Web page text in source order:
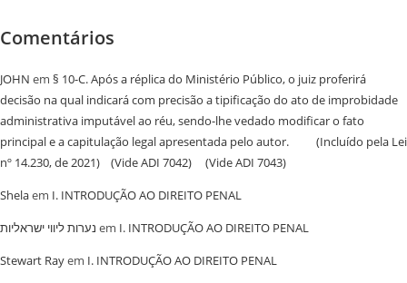
Comentários
JOHN em § 10-C. Após a réplica do Ministério Público, o juiz proferirá
decisão na qual indicará com precisão a tipificação do ato de improbidade
administrativa imputável ao réu, sendo-lhe vedado modificar o fato
principal e a capitulação legal apresentada pelo autor. (Incluído pela Lei
nº 14.230, de 2021) (Vide ADI 7042) (Vide ADI 7043)
Shelaem I. INTRODUÇÃO AO DIREITO PENAL
נערות ליווי ישראליות em I. INTRODUÇÃO AO DIREITO PENAL
Stewart Rayem I. INTRODUÇÃO AO DIREITO PENAL